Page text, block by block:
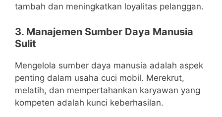
tambah dan meningkatkan loyalitas pelanggan.
3. Manajemen Sumber Daya Manusia
Sulit
Mengelola sumber daya manusia adalah aspek
penting dalam usaha cuci mobil. Merekrut,
melatih, dan mempertahankan karyawan yang
kompeten adalah kunci keberhasilan.